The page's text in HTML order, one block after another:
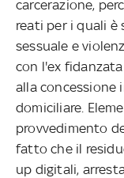
carcerazione,
reati per i quali è
sessuale e
con l'ex
alla concessione
domiciliare.
provvedimento
fatto che il
up digitali,